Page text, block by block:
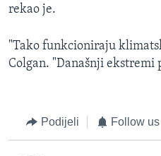
rekao je.
"Tako funkcioniraju
Colgan. "Današnji ekstremi
Podijeli Follow us